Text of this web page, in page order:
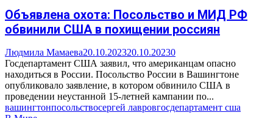
Объявлена охота: Посольство и МИД РФ
обвинили США в похищении россиян
Людмила Мамаева20.10.202320.10.20230
Госдепартамент США заявил, что американцам опасно
находиться в России. Посольство России в Вашингтоне
опубликовало заявление, в котором обвинило США в
проведении неустанной 15-летней кампании по...
вашингтонпосольствосергей лавровгосдепартамент сша